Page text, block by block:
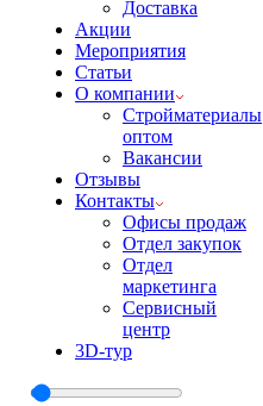
Доставка
Акции
Мероприятия
Статьи
О компании
Стройматериалы
оптом
Вакансии
Отзывы
Контакты
Офисы продаж
Отдел закупок
Отдел
маркетинга
Сервисный
центр
3D-тур